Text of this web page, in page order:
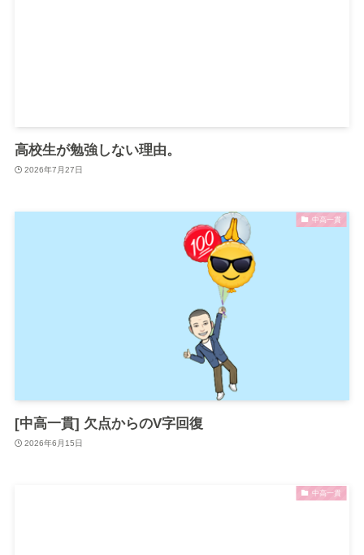
高校生が勉強しない理由。
2026年7月27日
中高一貫
[中高一貫] 欠点からのV字回復
2026年6月15日
中高一貫